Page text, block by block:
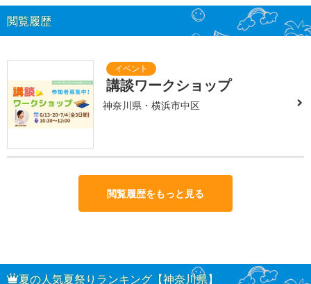
閲覧履歴
講談ワークショップ
神奈川県・横浜市中区
閲覧履歴をもっと見る
夏の人気夏祭りランキング【神奈川県】